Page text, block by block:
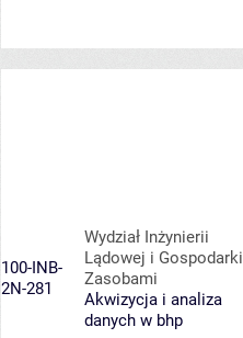
100-INB-
2N-281
Wydział Inżynierii
Lądowej i Gospodarki
Zasobami
Akwizycja i analiza
danych w bhp